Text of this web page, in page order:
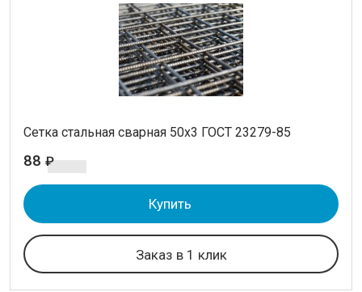
Сетка стальная сварная 50x3 ГОСТ 23279-85
88 ₽
Купить
Заказ в 1 клик